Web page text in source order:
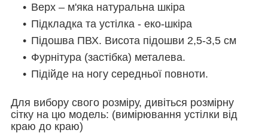
Верх – м'яка натуральна шкіра
Підкладка та устілка - еко-шкіра
Підошва ПВХ. Висота підошви 2,5-3,5 см
Фурнітура (застібка) металева.
Підійде на ногу середньої повноти.
Для вибору свого розміру, дивіться розмірну
сітку на цю модель: (вимірювання устілки від
краю до краю)